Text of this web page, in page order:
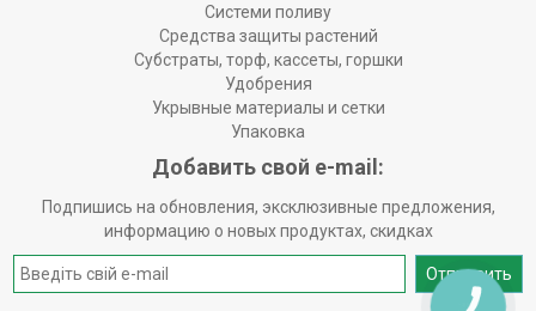
Системи поливу
Средства защиты растений
Субстраты, торф, кассеты, горшки
Удобрения
Укрывные материалы и сетки
Упаковка
Добавить свой e-mail:
Подпишись на обновления, эксклюзивные предложения,
информацию о новых продуктах, скидках
Отправить
КНОПКА